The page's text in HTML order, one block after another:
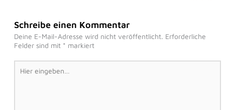
Schreibe einen Kommentar
Deine E-Mail-Adresse wird nicht veröffentlicht. Erforderliche
Felder sind mit * markiert
Hier
eingeben…